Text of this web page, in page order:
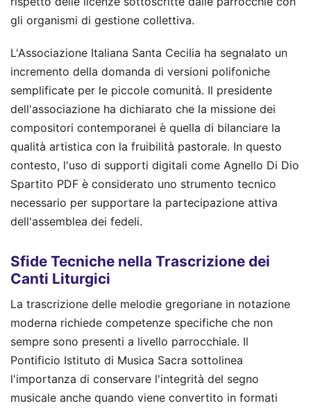
gli organismi di gestione collettiva.
L'Associazione Italiana Santa Cecilia ha segnalato un
incremento della domanda di versioni polifoniche
semplificate per le piccole comunità. Il presidente
dell'associazione ha dichiarato che la missione dei
compositori contemporanei è quella di bilanciare la
qualità artistica con la fruibilità pastorale. In questo
contesto, l'uso di supporti digitali come Agnello Di Dio
Spartito PDF è considerato uno strumento tecnico
necessario per supportare la partecipazione attiva
dell'assemblea dei fedeli.
Sfide Tecniche nella Trascrizione dei
Canti Liturgici
La trascrizione delle melodie gregoriane in notazione
moderna richiede competenze specifiche che non
sempre sono presenti a livello parrocchiale. Il
Pontificio Istituto di Musica Sacra sottolinea
l'importanza di conservare l'integrità del segno
musicale anche quando viene convertito in formati